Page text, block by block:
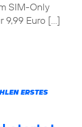
SIM-Only
9,99 Euro […]
ERSTES